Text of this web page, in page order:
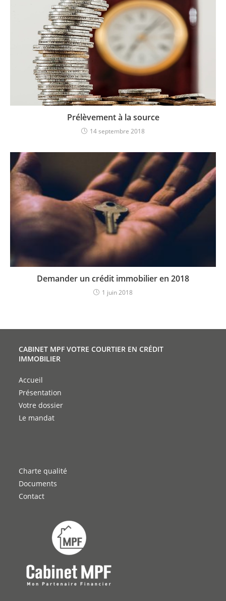
Prélèvement à la source
14 septembre 2018
Demander un crédit immobilier en 2018
1 juin 2018
CABINET MPF VOTRE COURTIER EN CRÉDIT
IMMOBILIER
Accueil
Présentation
Votre dossier
Le mandat
Charte qualité
Documents
Contact